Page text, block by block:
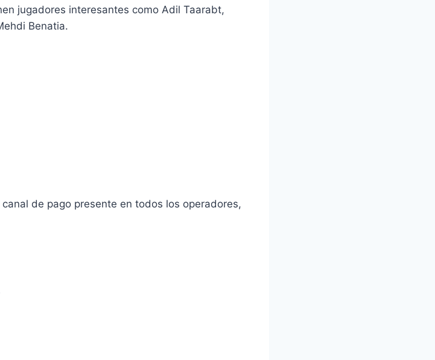
jugadores interesantes como Adil Taarabt,
Benatia.
de pago presente en todos los operadores,